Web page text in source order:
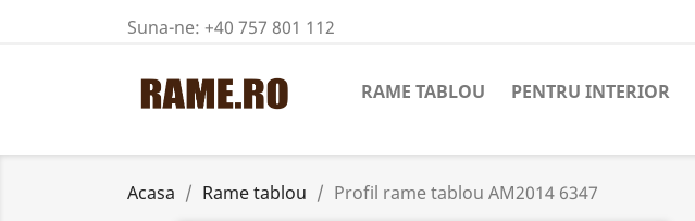
Suna-ne: +40 757 801 112
RAME TABLOU PENTRU INTERIOR
Acasa Rame tablou Profil rame tablou AM2014 6347